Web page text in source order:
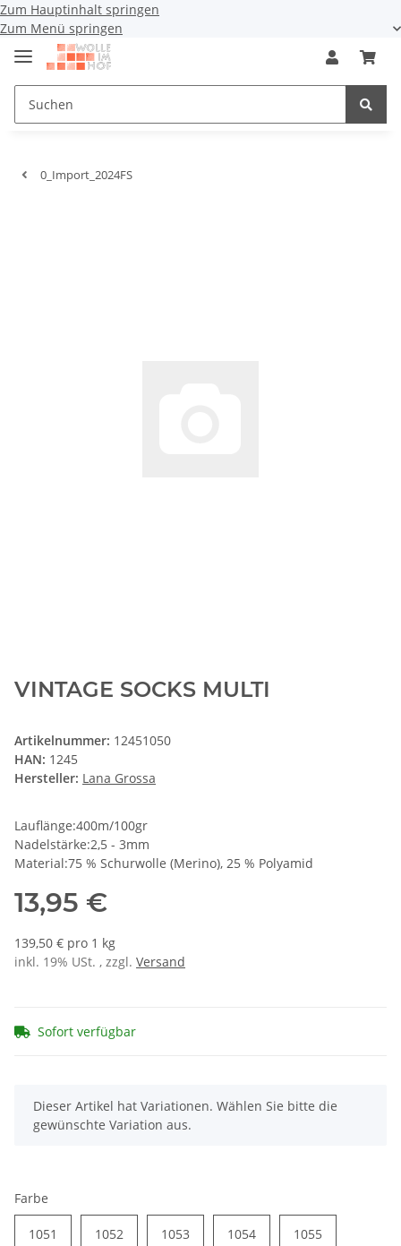
Zum Hauptinhalt springen
Zum Menü springen
0_Import_2024FS
VINTAGE SOCKS MULTI
Artikelnummer: 12451050
HAN: 1245
Hersteller: Lana Grossa
Lauflänge:400m/100gr
Nadelstärke:2,5 - 3mm
Material:75 % Schurwolle (Merino), 25 % Polyamid
13,95 €
139,50 € pro 1 kg
inkl. 19% USt. , zzgl. Versand
Sofort verfügbar
x
Dieser Artikel hat Variationen. Wählen Sie bitte die
gewünschte Variation aus.
Farbe
1051
1052
1053
1054
1055